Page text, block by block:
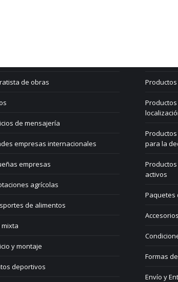
de obras
de mensajería
empresas internacionales
empresas
agrícolas
de alimentos
mixta
y montaje
deportivos
para la
activos
Paquetes
Accesorios
Formas
Envío y